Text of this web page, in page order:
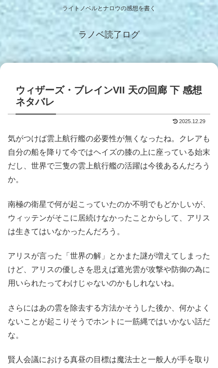
ライトノベルとナロウの感想を書く
ラノベ読了ログ
ウィザーズ・ブレインVII 天の回廊 下 感想
ネタバレ
2025.12.29
気がつけば雲上航行艦の必要性が無くなったね。クレアも
自分の船を降りて今ではヘイズの膝の上に座っている始末
だし、世界で三隻の雲上航行艦の活躍は今後あるんだろう
か。
南極の衛星で何が起こっていたのか不明でもどかしいが、
ウィッテンがそこに居続けなかったことからして、アリス
は生きてはいなかったんだろう。
アリスが言った「世界の解」とかまた謎が増えてしまった
けど、アリスの優しさを思えば遮光雲が攻撃や防御の為に
用いられたってわけじゃないのかもしれないね。
さらにはあの雲を除去する方法かそうした後か、何かよく
ないことが起こりそうでホントに一筋縄ではいかない話だ
な。
賢人会議における真昼の目標は魔法士と一般人が手を取り